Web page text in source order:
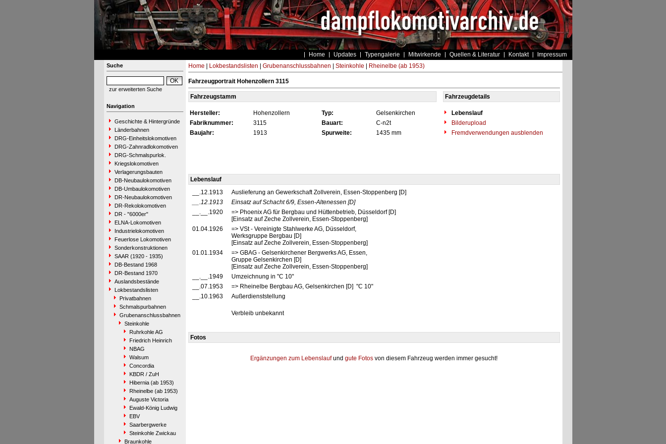
Home Updates Typengalerie Mitwirkende Quellen & Literatur Kontakt Impressum
Suche
zur erweiterten Suche
Navigation
Geschichte & Hintergründe
Länderbahnen
DRG-Einheitslokomotiven
DRG-Zahnradlokomotiven
DRG-Schmalspurlok.
Kriegslokomotiven
Verlagerungsbauten
DB-Neubaulokomotiven
DB-Umbaulokomotiven
DR-Neubaulokomotiven
DR-Rekolokomotiven
DR - "6000er"
ELNA-Lokomotiven
Industrielokomotiven
Feuerlose Lokomotiven
Sonderkonstruktionen
SAAR (1920 - 1935)
DB-Bestand 1968
DR-Bestand 1970
Auslandsbestände
Lokbestandslisten
Privatbahnen
Schmalspurbahnen
Grubenanschlussbahnen
Steinkohle
Ruhrkohle AG
Friedrich Heinrich
NBAG
Walsum
Concordia
KBDR / ZuH
Hibernia (ab 1953)
Rheinelbe (ab 1953)
Auguste Victoria
Ewald-König Ludwig
EBV
Saarbergwerke
Steinkohle Zwickau
Braunkohle
Home Lokbestandslisten Grubenanschlussbahnen Steinkohle Rheinelbe (ab 1953)
Fahrzeugportrait Hohenzollern 3115
Fahrzeugstamm Fahrzeugdetails
Hersteller: Hohenzollern Typ: Gelsenkirchen
Lebenslauf
Fabriknummer:
3115 Bauart: C-n2t
Bilderupload
Baujahr:
1913 Spurweite: 1435 mm Fremdverwendungen ausblenden
Lebenslauf
__.12.1913
Auslieferung an Gewerkschaft Zollverein, Essen-Stoppenberg [D]
__.12.1913
Einsatz auf Schacht 6/9, Essen-Altenessen [D]
__.__.1920
=> Phoenix AG für Bergbau und Hüttenbetrieb, Düsseldorf [D]
[Einsatz auf Zeche Zollverein, Essen-Stoppenberg]
01.04.1926
=> VSt - Vereinigte Stahlwerke AG, Düsseldorf,
Werksgruppe Bergbau [D]
[Einsatz auf Zeche Zollverein, Essen-Stoppenberg]
01.01.1934
=> GBAG - Gelsenkirchener Bergwerks AG, Essen,
Gruppe Gelsenkirchen [D]
[Einsatz auf Zeche Zollverein, Essen-Stoppenberg]
__.__.1949
Umzeichnung in "C 10"
__.07.1953
=> Rheinelbe Bergbau AG, Gelsenkirchen [D] "C 10"
__.10.1963
Außerdienststellung
Verbleib unbekannt
Fotos
Ergänzungen zum Lebenslaufund gute Fotos von diesem Fahrzeug werden immer gesucht!